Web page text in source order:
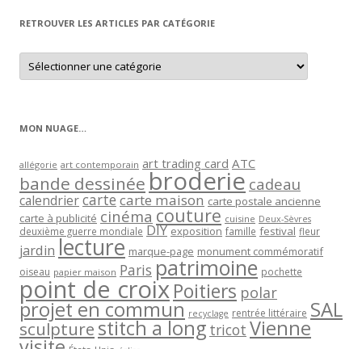
RETROUVER LES ARTICLES PAR CATÉGORIE
Retrouver
les
articles
MON NUAGE…
allégorie art contemporain art trading card ATC
bande dessinée broderie cadeau
calendriercartecarte maison carte postale ancienne
carte à publicité cinéma couture cuisine Deux-Sèvres
deuxième guerre mondiale DIY exposition famille festival fleur
jardin lecture marque-page monument commémoratif
oiseau papier maison Paris patrimoine pochette
point de croixPoitiers polar
projet en commun recyclage rentrée littéraire SAL
sculpturestitch a long tricot Vienne